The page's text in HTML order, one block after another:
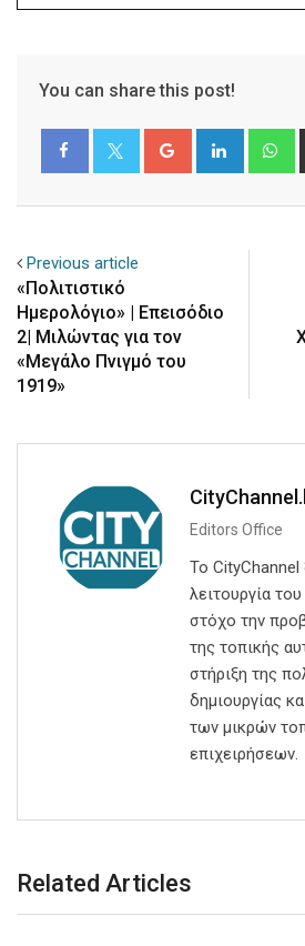
You can share this post!
Google+ LinkedIn
Previous article
«Πολιτιστικό
Ημερολόγιο» | Επεισόδιο
2| Μιλώντας για τον
«Μεγάλο Πνιγμό του
1919»
Editors Office
Το CityChannel
λειτουργία
στόχο την
της τοπικής
στήριξη της
δημιουργίας
των μικρών
επιχειρήσεων.
Related Articles